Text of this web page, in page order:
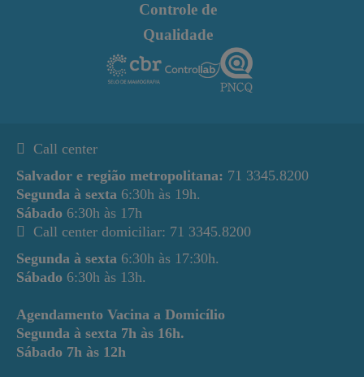
Controle de
Qualidade
Call center
Salvador e região metropolitana: 71 3345.8200
Segunda à sexta 6:30h às 19h.
Sábado 6:30h às 17h
Call center domiciliar: 71 3345.8200
Segunda à sexta 6:30h às 17:30h.
Sábado 6:30h às 13h.
Agendamento Vacina a Domicílio
Segunda à sexta 7h às 16h.
Sábado 7h às 12h